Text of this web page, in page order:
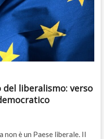
del liberalismo: verso
non è un Paese liberale. Il